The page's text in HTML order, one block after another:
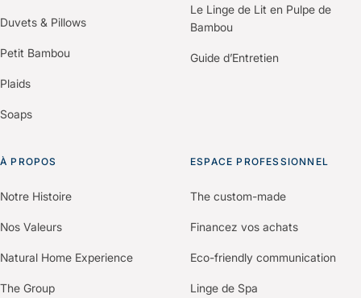
Duvets & Pillows
Petit Bambou
Plaids
Soaps
Le Linge de Lit en Pulpe de
Bambou
Guide d’Entretien
À PROPOS
Notre Histoire
Nos Valeurs
Natural Home Experience
The Group
ESPACE PROFESSIONNEL
The custom-made
Financez vos achats
Eco-friendly communication
Linge de Spa